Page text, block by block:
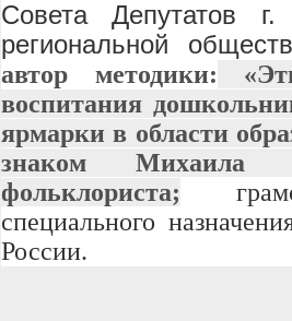
Совета Депутатов г.
региональной
автор методики:
воспитания
ярмарки в области
знаком Михаила
фольклориста;
специального
России.